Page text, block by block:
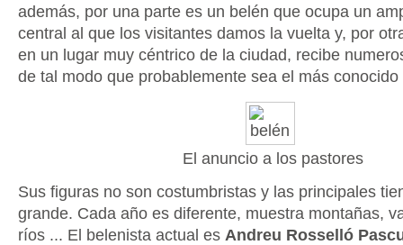
además, por una parte es un belén que ocupa un
central al que los visitantes damos la vuelta y, por
en un lugar muy céntrico de la ciudad, recibe
de tal modo que probablemente sea el más
El anuncio a los pastores
Sus figuras no son costumbristas y las principales
grande. Cada año es diferente, muestra montañas,
ríos ... El belenista actual es Andreu Rosselló